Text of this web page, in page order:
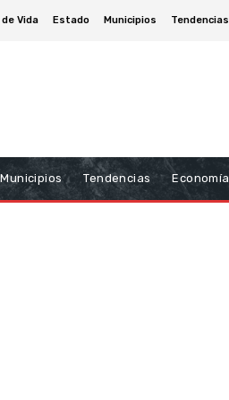
Vida Estado Municipios Tendencias
Municipios Tendencias Economía